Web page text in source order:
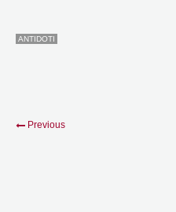
ANTIDOTI
Previous